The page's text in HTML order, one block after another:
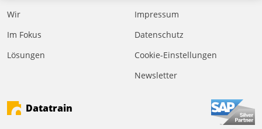
profitieren: Die nahtlose
Integration der Lösungen
Datatrain ermöglicht
Mieterbefragungen – eine
starke Grundlage für
Wir
Im Fokus
Lösungen
Impressum
Datenschutz
Cookie-Einstellungen
Newsletter
Datatrain